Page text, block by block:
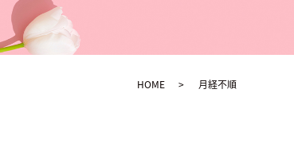
HOME 月経不順